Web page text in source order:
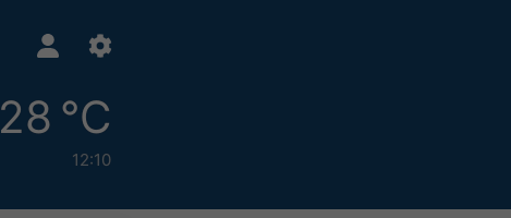
28 °C
12:10